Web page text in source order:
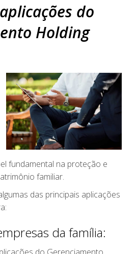
do
Holding
fundamental na proteção e
familiar.
das principais aplicações
da família: